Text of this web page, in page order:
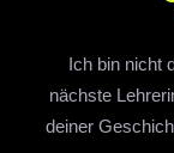
Ich bin nicht
nächste
deiner